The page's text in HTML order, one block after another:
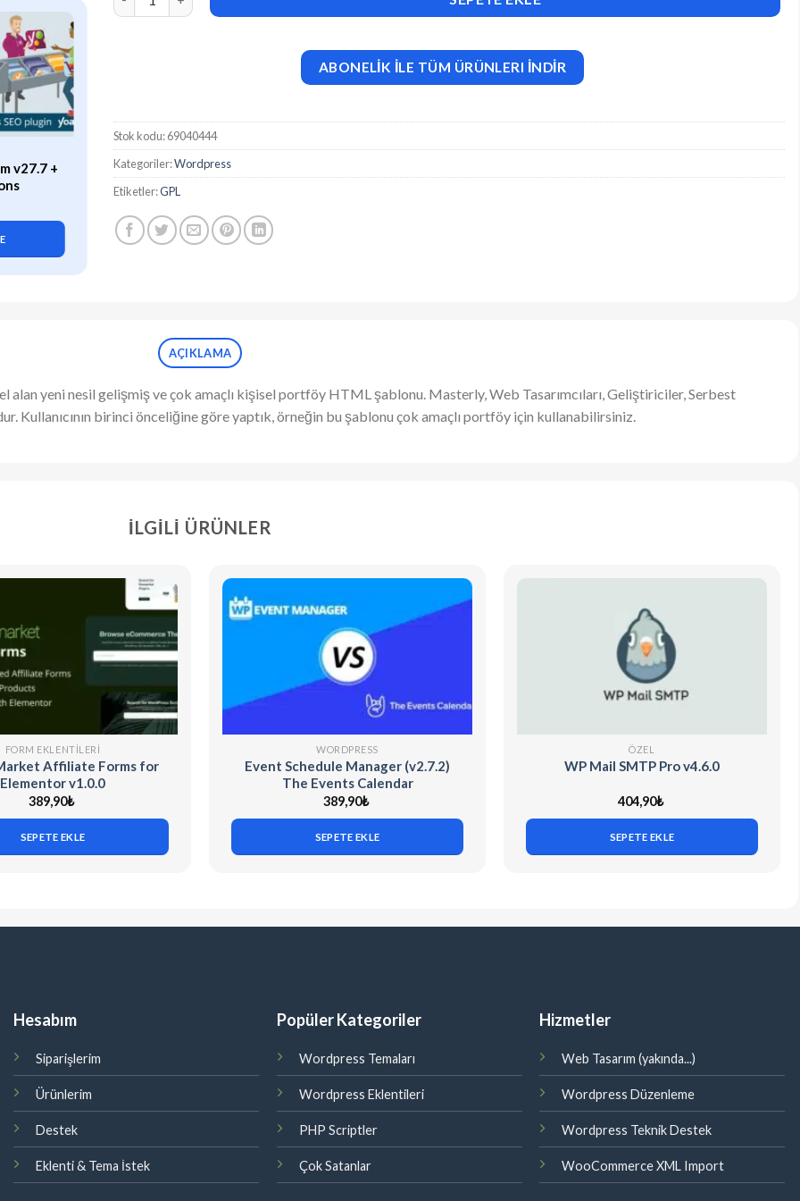
v27.7 +
ÖZEL
WP Rocket (v3.21.2) Caching
Plugin for WordPress
SEPETE EKLE
ABONELİK İLE TÜM ÜRÜNLERI İNDİR
Stok kodu:69040444
Kategoriler:Wordpress
Etiketler:GPL
AÇIKLAMA
yeni nesil gelişmiş ve çok amaçlı kişisel portföy HTML şablonu. Masterly, Web Tasarımcıları, Geliştiriciler, Serbest
Kullanıcının birinci önceliğine göre yaptık, örneğin bu şablonu çok amaçlı portföy için kullanabilirsiniz.
İLGILI ÜRÜNLER
FORM EKLENTILERI
Affiliate Forms for
Elementor v1.0.0
389,90₺
SEPETE EKLE
WORDPRESS
Event Schedule Manager (v2.7.2)
The Events Calendar
389,90₺
SEPETE EKLE
ÖZEL
WP Mail SMTP Pro v4.6.0
404,90₺
SEPETE EKLE
Hesabım
Siparişlerim
Ürünlerim
Destek
Eklenti & Tema İstek
Popüler Kategoriler
Wordpress Temaları
Wordpress Eklentileri
PHP Scriptler
Çok Satanlar
Hizmetler
Web Tasarım (yakında...)
Wordpress Düzenleme
Wordpress Teknik Destek
WooCommerce XML Import